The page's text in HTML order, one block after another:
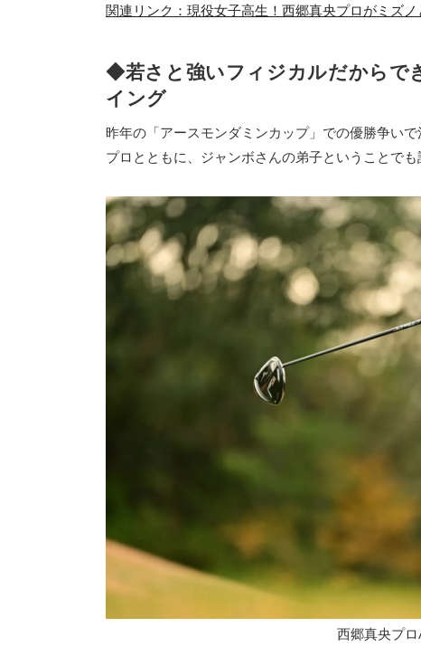
関連リンク：現役女子高生！西郷真央プロがミズ
◆若さと強いフィジカルだからで
イング
昨年の「アースモンダミンカップ」での優勝争い
プロとともに、ジャンボさんの弟子ということでも
西郷真央プ